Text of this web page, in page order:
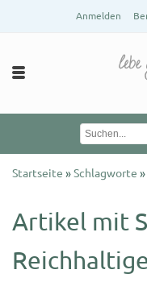
Anmelden
Startseite »Schlagworte »
Artikel mit